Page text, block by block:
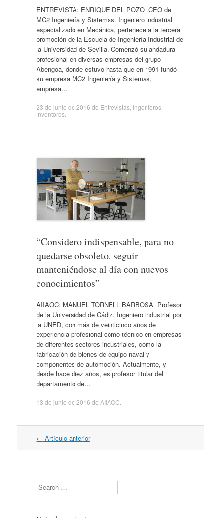
ENTREVISTA: ENRIQUE DEL POZO CEO de
MC2 Ingeniería y Sistemas. Ingeniero industrial
especializado en Mecánica, pertenece a la tercera
promoción de la Escuela de Ingeniería Industrial de
la Universidad de Sevilla. Comenzó su andadura
profesional en diversas empresas del grupo
Abengoa, donde estuvo hasta que en 1991 fundó
su empresa MC2 Ingeniería y Sistemas,
empresa…
23 de junio de 2016 de Entrevistas, Ingenieros
inventores.
“Considero indispensable, para no
quedarse obsoleto, seguir
manteniéndose al día con nuevos
conocimientos”
AIIAOC: MANUEL TORNELL BARBOSA Profesor
de la Universidad de Cádiz. Ingeniero industrial por
la UNED, con más de veinticinco años de
experiencia profesional como técnico en empresas
de diferentes sectores industriales, como la
fabricación de bienes de equipo naval y
componentes de automoción. Actualmente, y
desde hace diez años, es profesor titular del
departamento de…
13 de junio de 2016 de AIIAOC
Navegación
← Artículo anterior
Search